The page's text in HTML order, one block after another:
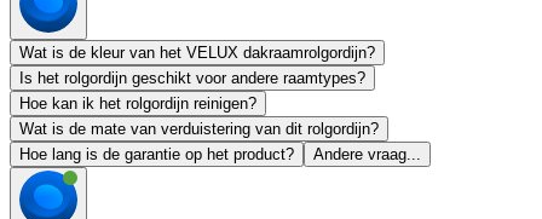
Wat is de kleur van het VELUX dakraamrolgordijn?
Is het rolgordijn geschikt voor andere raamtypes?
Hoe kan ik het rolgordijn reinigen?
Wat is de mate van verduistering van dit rolgordijn?
Hoe lang is de garantie op het product?
Andere vraag...